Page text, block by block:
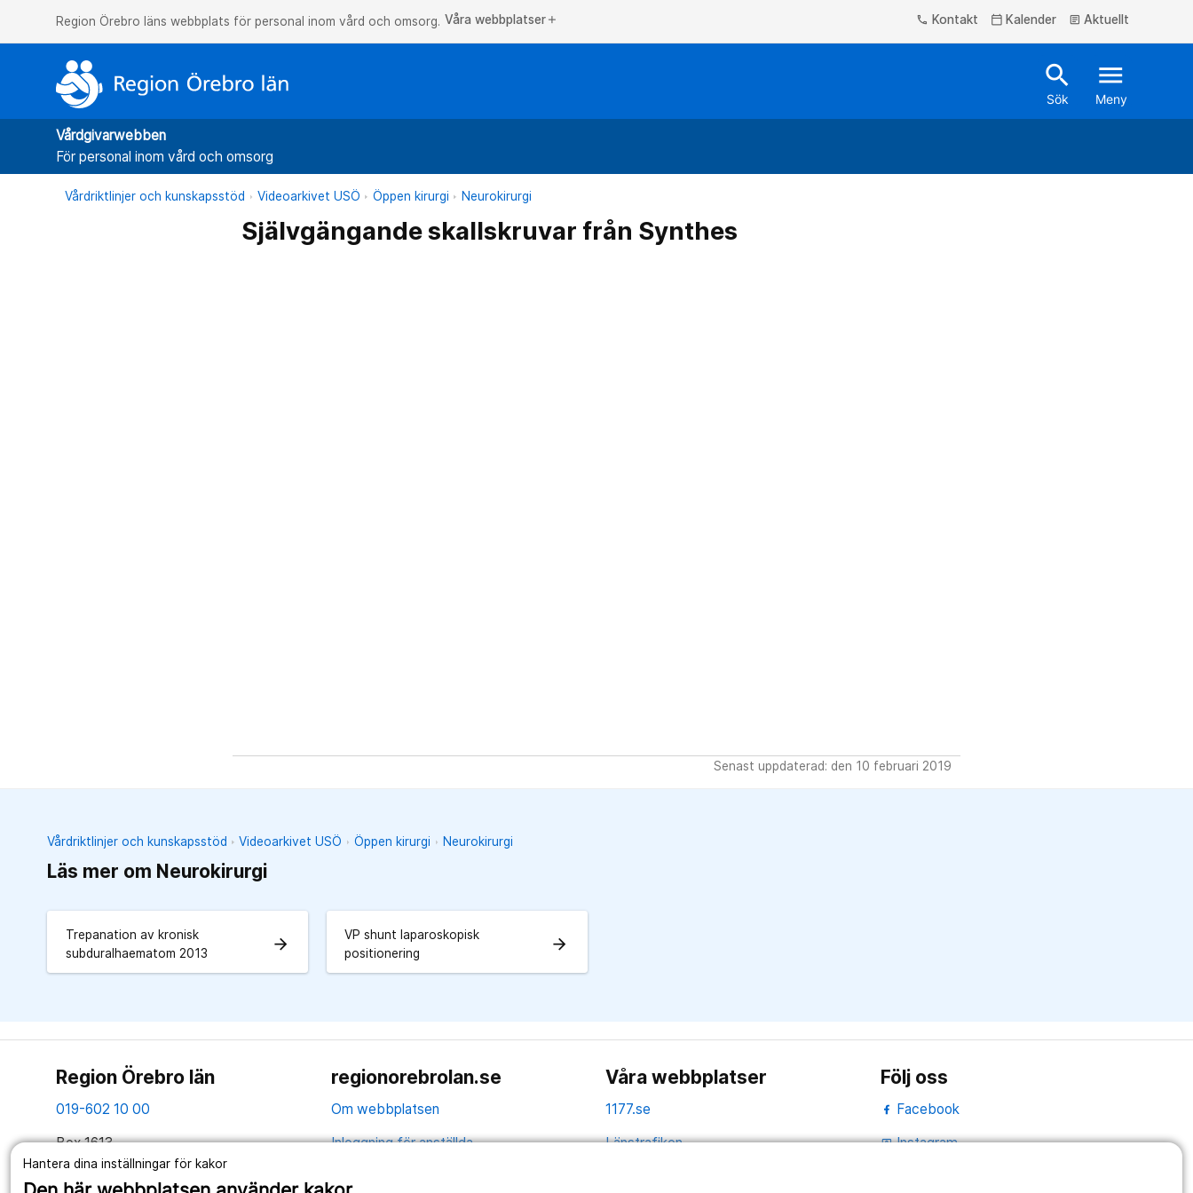
Hantera dina inställningar för kakor
Region Örebro läns webbplats för personal inom vård och omsorg. Våra webbplatser add phone Kontakt calendar_today Kalender article Aktuellt
search
Sök
menu
Meny
Vårdgivarwebben
För personal inom vård och omsorg
Vårdriktlinjer och kunskapsstöd Videoarkivet USÖ Öppen kirurgi Neurokirurgi
Självgängande skallskruvar från Synthes
Senast uppdaterad: den 10 februari 2019
Vårdriktlinjer och kunskapsstöd Videoarkivet USÖ Öppen kirurgi Neurokirurgi
Läs mer om Neurokirurgi
Trepanation av kronisk
subduralhaematom 2013
arrow_forward
VP shunt laparoskopisk
positionering
arrow_forward
Region Örebro län
019-602 10 00
Box 1613
701 16 Örebro
regionorebrolan.se
Om webbplatsen
Inloggning för anställda
Våra webbplatser
1177.se
Länstrafiken
Följ oss
Facebook
portraitInstagram